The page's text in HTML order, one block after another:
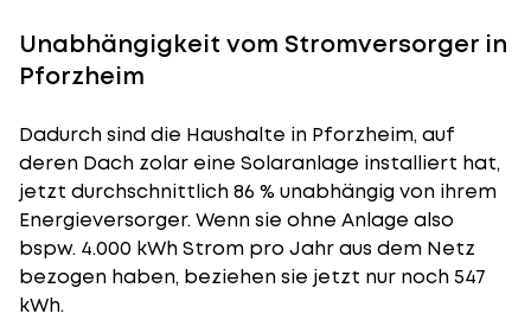
Unabhängigkeit vom Stromversorger in
Pforzheim
Dadurch sind die Haushalte in Pforzheim, auf
deren Dach zolar eine Solaranlage installiert hat,
jetzt durchschnittlich 86 % unabhängig von ihrem
Energieversorger. Wenn sie ohne Anlage also
bspw. 4.000 kWh Strom pro Jahr aus dem Netz
bezogen haben, beziehen sie jetzt nur noch 547
kWh.